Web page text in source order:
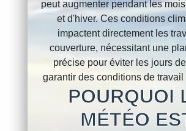
peut augmenter pendant les
et d'hiver. Ces conditions
impactent directement les
couverture, nécessitant une
précise pour éviter les jours
garantir des conditions de travail
POURQUOI
MÉTÉO